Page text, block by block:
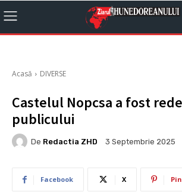
Acasă DIVERSE
Castelul Nopcsa a fost
publicului
De Redactia ZHD 3 Septembrie 2025
Facebook X